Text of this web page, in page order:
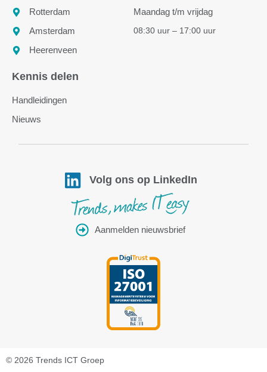
Rotterdam
Amsterdam
Heerenveen
Maandag t/m vrijdag
08:30 uur – 17:00 uur
Kennis delen
Handleidingen
Nieuws
Volg ons op LinkedIn
Aanmelden nieuwsbrief
© 2026 Trends ICT Groep